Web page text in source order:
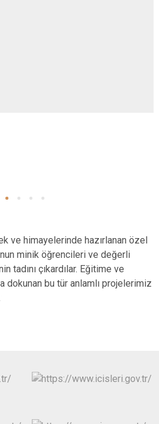
ve himayelerinde hazırlanan özel
minik öğrencileri ve değerli
tadını çıkardılar. Eğitime ve
dokunan bu tür anlamlı projelerimiz